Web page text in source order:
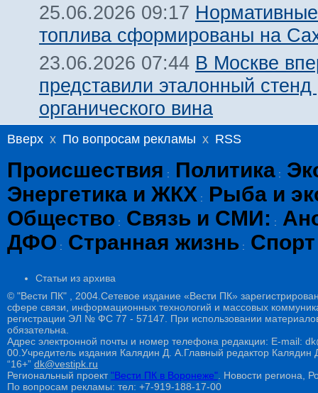
25.06.2026 09:17
топлива сформированы на
23.06.2026 07:44 В Москве
представили эталонный стенд
органического вина
Вверх x По вопросам рекламы x RSS
Происшествия : Политика :
Энергетика и ЖКХ :
Рыба и
Общество : Связь и СМИ: :
ДФО : Странная жизнь : Спорт
Статьи из архива
© "Вести ПК" , 2004.Сетевое издание «Вести ПК»
сфере связи, информационных технологий и массовых
регистрации ЭЛ № ФС 77 - 57147. При использовании
обязательна.
Адрес электронной почты и номер телефона редакции: E-mail:
00.Учредитель издания Калядин Д. А.Главный редактор
“16+” dk@vestipk.ru
Региональный проект"Вести ПК в Воронеже" . Новости региона,
По вопросам рекламы: тел: +7-919-188-17-00